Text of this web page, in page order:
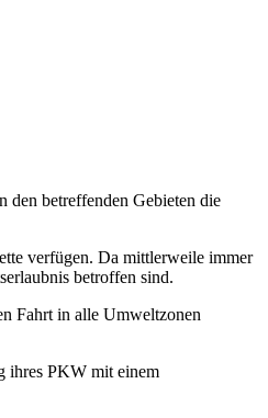
den betreffenden Gebieten die
verfügen. Da mittlerweile immer
betroffen sind.
Fahrt in alle Umweltzonen
ihres PKW mit einem